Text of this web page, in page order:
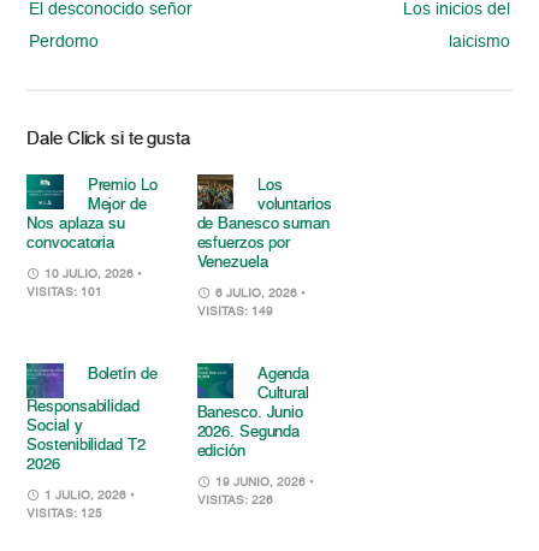
El desconocido señor
Perdomo
Los inicios del
laicismo
Dale Click si te gusta
Premio Lo
Mejor de
Nos aplaza su
convocatoria
10 JULIO, 2026 •
VISITAS: 101
Los
voluntarios
de Banesco suman
esfuerzos por
Venezuela
6 JULIO, 2026 •
VISITAS: 149
Boletín de
Responsabilidad
Social y
Sostenibilidad T2
2026
1 JULIO, 2026 •
VISITAS: 125
Agenda
Cultural
Banesco. Junio
2026. Segunda
edición
19 JUNIO, 2026 •
VISITAS: 226